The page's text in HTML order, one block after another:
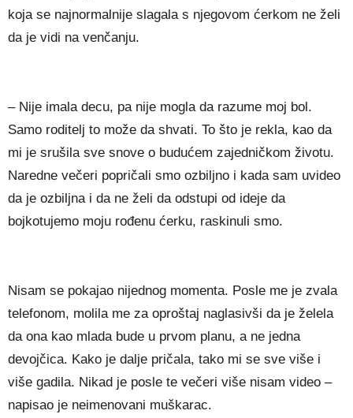
koja se najnormalnije slagala s njegovom ćerkom ne želi
da je vidi na venčanju.
– Nije imala decu, pa nije mogla da razume moj bol.
Samo roditelj to može da shvati. To što je rekla, kao da
mi je srušila sve snove o budućem zajedničkom životu.
Naredne večeri popričali smo ozbiljno i kada sam uvideo
da je ozbiljna i da ne želi da odstupi od ideje da
bojkotujemo moju rođenu ćerku, raskinuli smo.
Nisam se pokajao nijednog momenta. Posle me je zvala
telefonom, molila me za oproštaj naglasivši da je želela
da ona kao mlada bude u prvom planu, a ne jedna
devojčica. Kako je dalje pričala, tako mi se sve više i
više gadila. Nikad je posle te večeri više nisam video –
napisao je neimenovani muškarac.